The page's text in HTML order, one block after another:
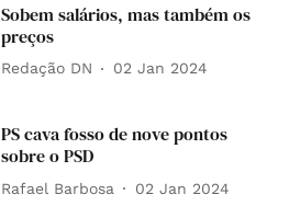
Sobem salários, mas também os
preços
Redação DN 02 Jan 2024
PS cava fosso de nove pontos
sobre o PSD
Rafael Barbosa 02 Jan 2024